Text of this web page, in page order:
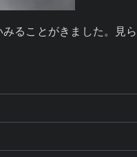
ることがきました。見